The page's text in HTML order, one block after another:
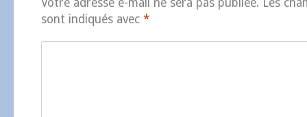
Votre adresse e-mail ne sera pas publiée. Les
sont indiqués avec *